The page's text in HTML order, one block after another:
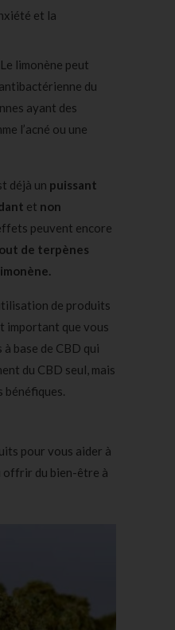
et la
Le limonène peut
du
ayant des
l’acné ou une
déjà un puissant
et non
peuvent encore
de terpènes
de produits
important que vous
base de CBD qui
du CBD seul, mais
bénéfiques.
pour vous aider à
offrir du bien-être à